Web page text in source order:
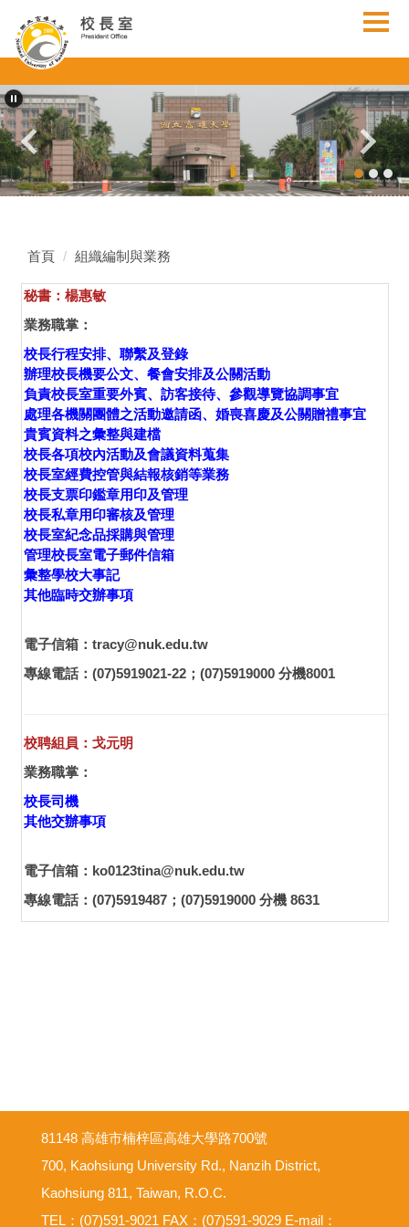
到
主
內
容
區
首頁 組織編制與業務
秘書：楊惠敏
業務職掌：
校長行程安排、聯繫及登錄
辦理校長機要公文、餐會安排及公關活動
負責校長室重要外賓、訪客接待、參觀導覽協調事宜
處理各機關團體之活動邀請函、婚喪喜慶及公關贈禮事宜
貴賓資料之彙整與建檔
校長各項校內活動及會議資料蒐集
校長室經費控管與結報核銷等業務
校長支票印鑑章用印及管理
校長私章用印審核及管理
校長室紀念品採購與管理
管理校長室電子郵件信箱
彙整學校大事記
其他臨時交辦事項
電子信箱：tracy@nuk.edu.tw
專線電話：(07)5919021-22；(07)5919000 分機8001
校聘組員：戈元明
業務職掌：
校長司機
其他交辦事項
電子信箱：ko0123tina@nuk.edu.tw
專線電話：(07)5919487；(07)5919000 分機 8631
81148 高雄市楠梓區高雄大學路700號
700, Kaohsiung University Rd., Nanzih District,
Kaohsiung 811, Taiwan, R.O.C.
TEL：(07)591-9021 FAX：(07)591-9029 E-mail：